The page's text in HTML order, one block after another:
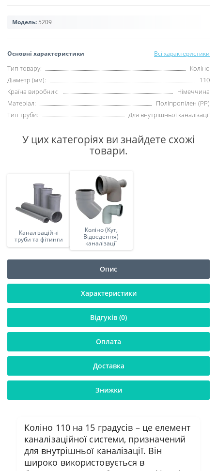
Модель: 5209
Основні характеристики Всі характеристики
Тип товару:
Коліно
Діаметр (мм):
110
Країна виробник:
Німеччина
Матеріал:
Поліпропілен (PP)
Тип труби:
Для внутрішньої каналізації
У цих категоріях ви знайдете схожі
товари.
Каналізаційні
труби та фітинги
Коліно (Кут,
Відведення)
каналізації
Опис
Характеристики
Відгуків (0)
Оплата
Доставка
Знижки
Коліно 110 на 15 градусів – це елемент
каналізаційної системи, призначений
для внутрішньої каналізації. Він
широко використовується в